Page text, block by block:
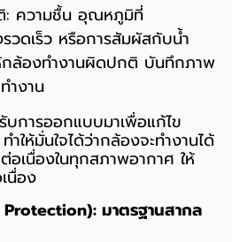
: ความชื้น อุณหภูมิที่
วดเร็ว หรือการสัมผัสกับน้ำ
กล้องทำงานผิดปกติ บันทึกภาพ
ำงาน
การออกแบบมาเพื่อแก้ไข
ำให้มั่นใจได้ว่ากล้องจะทำงานได้
อเนื่องในทุกสภาพอากาศ ให้
นื่อง
มาตรฐานสากล